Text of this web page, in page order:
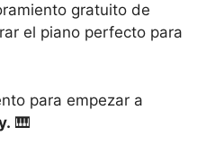
gratuito de
el piano perfecto para
para empezar a
🎹